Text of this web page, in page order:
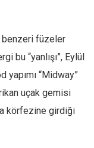
benzeri füzeler
bu “yanlışı”, Eylül
“Midway”
uçak gemisi
körfezine girdiği